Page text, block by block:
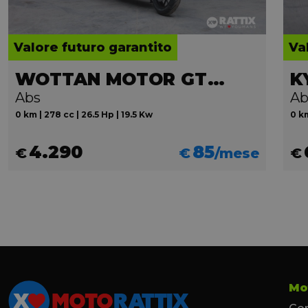
Valore futuro garantito
WOTTAN MOTOR GT2 300
Abs
0 km | 278 cc | 26.5 Hp | 19.5 Kw
€4.290 €85/mese
0
€